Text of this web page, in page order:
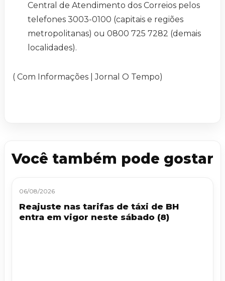
Central de Atendimento dos Correios pelos
telefones 3003-0100 (capitais e regiões
metropolitanas) ou 0800 725 7282 (demais
localidades).
( Com Informações | Jornal O Tempo)
Você também pode gostar
06/08/2026
Reajuste nas tarifas de táxi de BH
entra em vigor neste sábado (8)